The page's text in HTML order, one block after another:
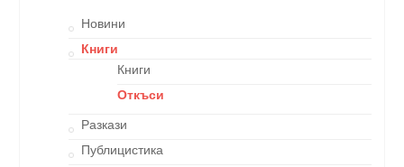
Новини
Книги
Книги
Откъси
Разкази
Публицистика